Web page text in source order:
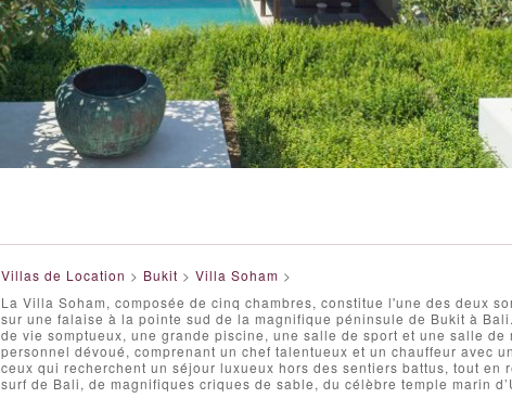
Villas de Location > Bukit > Villa Soham >
La Villa Soham, composée de cinq chambres, constitue l'une des deux
sur une falaise à la pointe sud de la magnifique péninsule de Bukit à
de vie somptueux, une grande piscine, une salle de sport et une salle
personnel dévoué, comprenant un chef talentueux et un chauffeur avec
ceux qui recherchent un séjour luxueux hors des sentiers battus, tout en
surf de Bali, de magnifiques criques de sable, du célèbre temple marin